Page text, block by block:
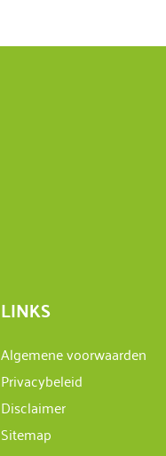
LINKS
Algemene voorwaarden
Privacybeleid
Disclaimer
Sitemap